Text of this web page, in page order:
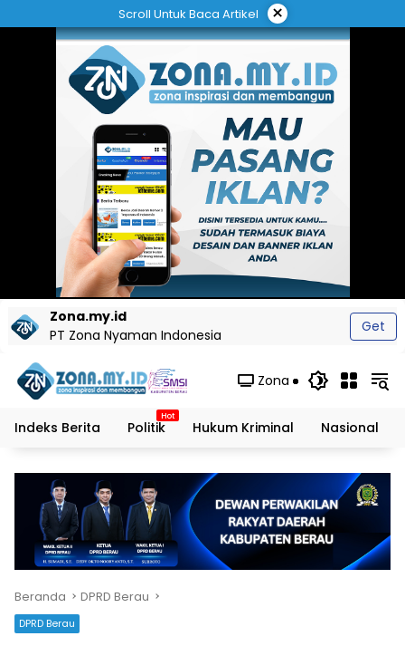
ke
Scroll Untuk Baca Artikel ×
Zona.my.id
PT Zona Nyaman Indonesia
Get
Zona
Indeks Berita Politik Hukum Kriminal Nasional
Beranda DPRD Berau
DPRD Berau